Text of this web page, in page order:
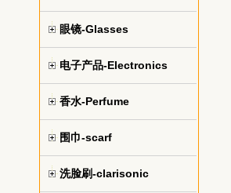
眼镜-Glasses
电子产品-Electronics
香水-Perfume
围巾-scarf
洗脸刷-clarisonic